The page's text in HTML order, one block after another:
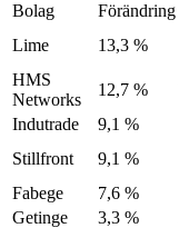
Bolag Förändring
Lime
13,3 %
HMS
Networks
12,7 %
Indutrade
9,1 %
Stillfront
9,1 %
Fabege
7,6 %
Getinge
3,3 %